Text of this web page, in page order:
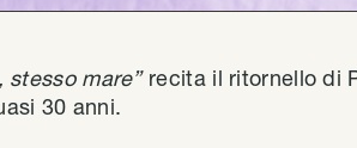
stesso mare” recita il ritornello di
30 anni.